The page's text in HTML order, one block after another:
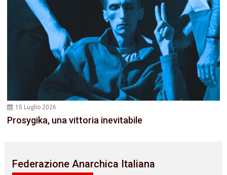
15 Luglio 2026
Prosygika, una vittoria inevitabile
Federazione Anarchica Italiana